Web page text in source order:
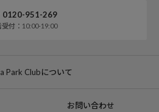
0120-951-269
受付：10:00-19:00
Park Clubについて
お問い合わせ